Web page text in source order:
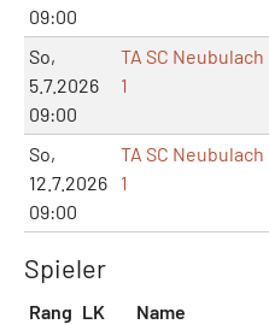
09:00
So,
5.7.2026
09:00
TA SC Neubulach
1
So,
12.7.2026
09:00
TA SC Neubulach
1
Spieler
Rang LK Name